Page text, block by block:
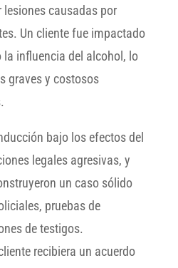
causadas por
Un cliente fue impactado
influencia del alcohol, lo
graves y costosos
bajo los efectos del
legales agresivas, y
un caso sólido
pruebas de
de testigos.
recibiera un acuerdo